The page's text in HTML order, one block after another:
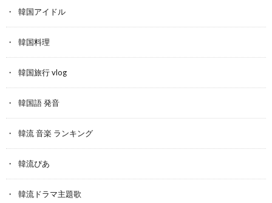
韓国アイドル
韓国料理
韓国旅行 vlog
韓国語 発音
韓流 音楽 ランキング
韓流ぴあ
韓流ドラマ主題歌